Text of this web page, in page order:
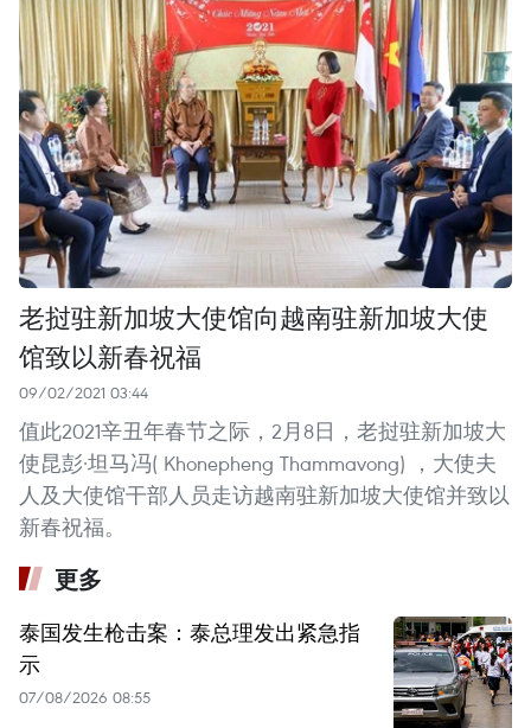
老挝驻新加坡大使馆向越南驻新加坡大使
馆致以新春祝福
09/02/2021 03:44
值此2021辛丑年春节之际，2月8日，老挝驻新加坡大
使昆彭·坦马冯( Khonepheng Thammavong) ，大使夫
人及大使馆干部人员走访越南驻新加坡大使馆并致以
新春祝福。
更多
泰国发生枪击案：泰总理发出紧急指
示
07/08/2026 08:55